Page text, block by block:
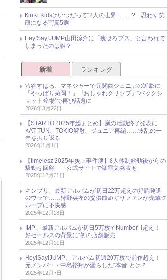
KinKi Kidsはいつだって“2人の世界”……!? 思わず笑
顔になる写真5選
Hey!Say!JUMP山田涼介に「痩せろブス」と言われて
しまったのは誰？
新着 ランキング
渋谷すばる、マネジャーで元関西ジュニアの近影に
「やっぱり菊岡！」『おしゃれクリップ』“バックシ
ョット登場”で再び話題に
2026年3月22日
【STARTO 2025年総まとめ】嵐の活動終了発表に
KAT-TUN、TOKIO解散、ジュニア再編……波乱の一
年を振り返る
2026年1月1日
【timelesz 2025年炎上事件簿】8人体制始動後からの
騒動を回顧――公式サイトで謝罪文発表も
2025年12月31日
キンプリ、最新アルバムが初日22万超えの好調発進
のウラで……狩野英孝の提供曲めぐりファンが先輩グ
ループに不快感
2025年12月28日
IMP.、最新アルバムが初日5万枚でNumber_i超え！
好セールスの背景に“初の店舗販売”
2025年12月21日
Hey!Say!JUMP、アルバム初週20万枚で前作超え！
元メンバー・中島裕翔が漏らした“本音”とは？
2025年12月7日